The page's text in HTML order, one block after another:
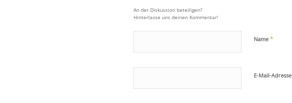
An der Diskussion beteiligen?
Hinterlasse uns deinen Kommentar!
Name *
E-Mail-Adresse